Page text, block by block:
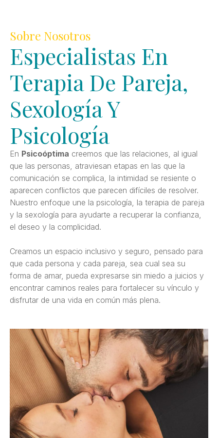
Sobre Nosotros
Especialistas En
Terapia De Pareja,
Sexología Y
Psicología
En Psicoóptima creemos que las relaciones, al igual
que las personas, atraviesan etapas en las que la
comunicación se complica, la intimidad se resiente o
aparecen conflictos que parecen difíciles de resolver.
Nuestro enfoque une la psicología, la terapia de pareja
y la sexología para ayudarte a recuperar la confianza,
el deseo y la complicidad.
Creamos un espacio inclusivo y seguro, pensado para
que cada persona y cada pareja, sea cual sea su
forma de amar, pueda expresarse sin miedo a juicios y
encontrar caminos reales para fortalecer su vínculo y
disfrutar de una vida en común más plena.